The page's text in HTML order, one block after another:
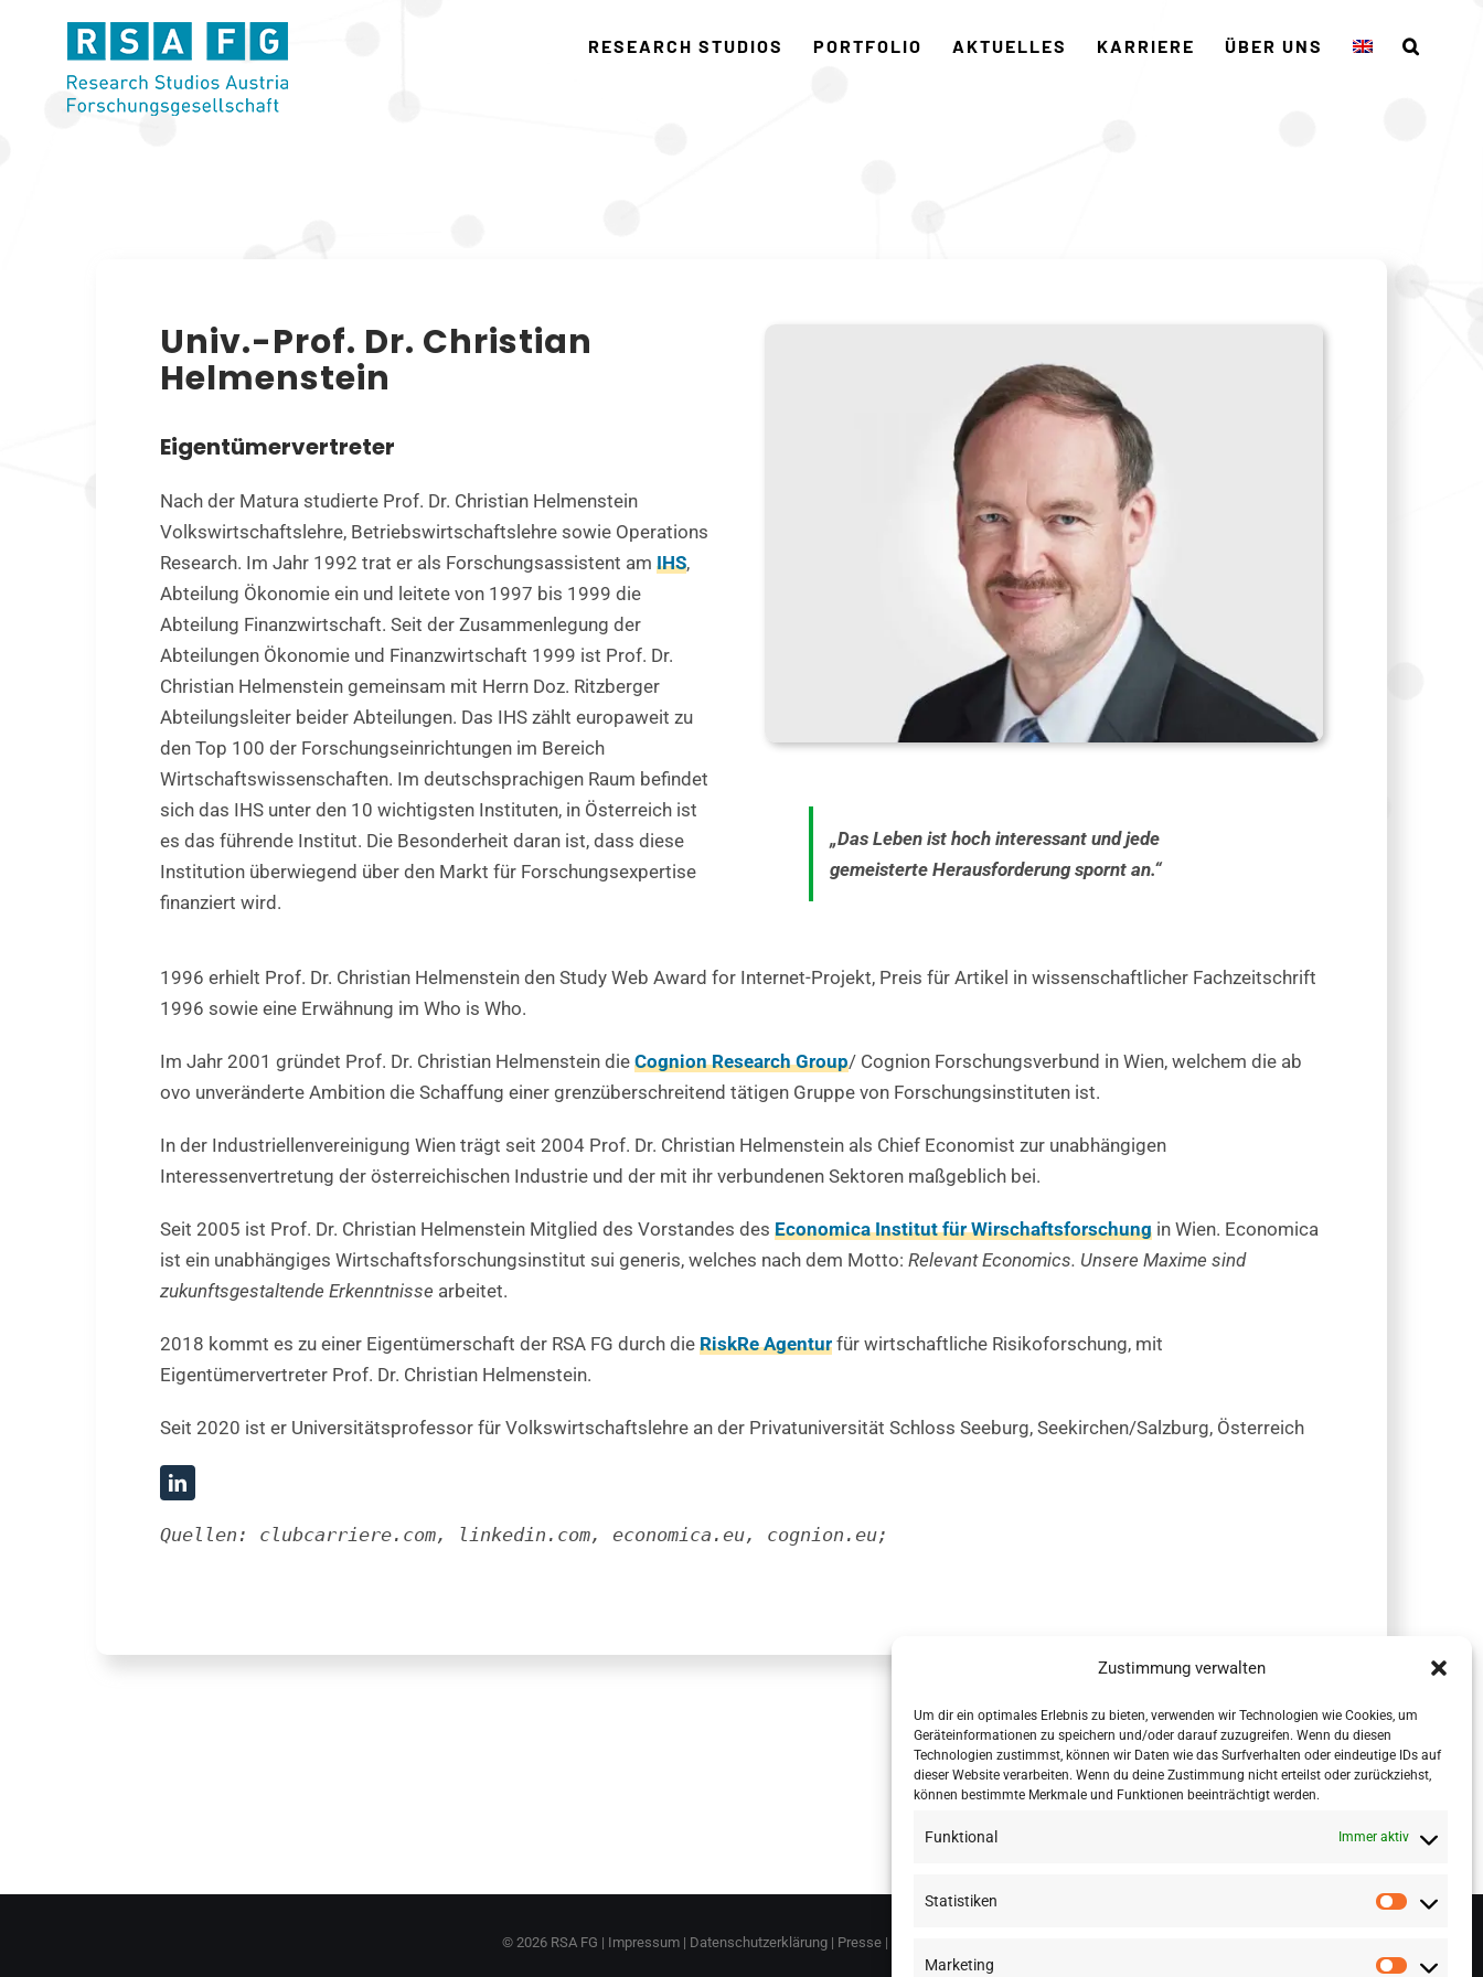
Zustimmung verwalten
Um dir ein optimales Erlebnis zu bieten, verwenden wir Technologien wie Cookies, um
Geräteinformationen zu speichern und/oder darauf zuzugreifen. Wenn du diesen
Technologien zustimmst, können wir Daten wie das Surfverhalten oder eindeutige IDs auf
dieser Website verarbeiten. Wenn du deine Zustimmung nicht erteilst oder zurückziehst,
können bestimmte Merkmale und Funktionen beeinträchtigt werden.
Funktional Immer aktiv
Statistiken
Marketing
springen
RESEARCH STUDIOS PORTFOLIO AKTUELLES KARRIERE ÜBER UNS
Univ.-Prof. Dr. Christian
Helmenstein
Eigentümervertreter
Nach der Matura studierte Prof. Dr. Christian Helmenstein
Volkswirtschaftslehre, Betriebswirtschaftslehre sowie Operations
Research. Im Jahr 1992 trat er als Forschungsassistent amIHS,
Abteilung Ökonomie ein und leitete von 1997 bis 1999 die
Abteilung Finanzwirtschaft. Seit der Zusammenlegung der
Abteilungen Ökonomie und Finanzwirtschaft 1999 ist Prof. Dr.
Christian Helmenstein gemeinsam mit Herrn Doz. Ritzberger
Abteilungsleiter beider Abteilungen. Das IHS zählt europaweit zu
den Top 100 der Forschungseinrichtungen im Bereich
Wirtschaftswissenschaften. Im deutschsprachigen Raum befindet
sich das IHS unter den 10 wichtigsten Instituten, in Österreich ist
es das führende Institut. Die Besonderheit daran ist, dass diese
Institution überwiegend über den Markt für Forschungsexpertise
finanziert wird.
„Das Leben ist hoch interessant und jede
gemeisterte Herausforderung spornt an.“
1996 erhielt Prof. Dr. Christian Helmenstein den Study Web Award for Internet-Projekt, Preis für Artikel in wissenschaftlicher Fachzeitschrift
1996 sowie eine Erwähnung im Who is Who.
Im Jahr 2001 gründet Prof. Dr. Christian Helmenstein dieCognion Research Group/ Cognion Forschungsverbund in Wien, welchem die ab
ovo unveränderte Ambition die Schaffung einer grenzüberschreitend tätigen Gruppe von Forschungsinstituten ist.
In der Industriellenvereinigung Wien trägt seit 2004 Prof. Dr. Christian Helmenstein als Chief Economist zur unabhängigen
Interessenvertretung der österreichischen Industrie und der mit ihr verbundenen Sektoren maßgeblich bei.
Seit 2005 ist Prof. Dr. Christian Helmenstein Mitglied des Vorstandes desEconomica Institut für Wirschaftsforschung in Wien. Economica
ist ein unabhängiges Wirtschaftsforschungsinstitut sui generis, welches nach dem Motto:Relevant Economics. Unsere Maxime sind
zukunftsgestaltende Erkenntnisse arbeitet.
2018 kommt es zu einer Eigentümerschaft der RSA FG durch dieRiskRe Agentur für wirtschaftliche Risikoforschung, mit
Eigentümervertreter Prof. Dr. Christian Helmenstein.
Seit 2020 ist er Universitätsprofessor für Volkswirtschaftslehre an der Privatuniversität Schloss Seeburg, Seekirchen/Salzburg, Österreich
Quellen: clubcarriere.com, linkedin.com, economica.eu, cognion.eu;
© 2026 RSA FG | Impressum | Datenschutzerklärung | Presse |